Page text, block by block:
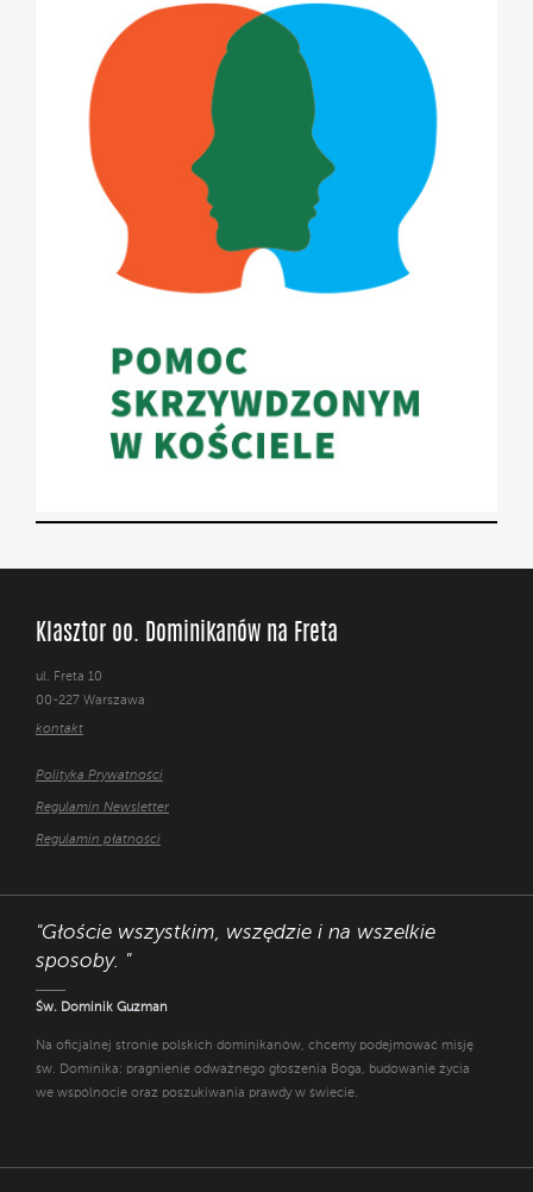
Klasztor oo. Dominikanów na Freta
ul. Freta 10
00-227 Warszawa
kontakt
Polityka Prywatności
Regulamin Newsletter
Regulamin płatności
"Głoście wszystkim, wszędzie i na wszelkie
sposoby. "
Św. Dominik Guzman
Na oficjalnej stronie polskich dominikanów, chcemy podejmować misję
św. Dominika: pragnienie odważnego głoszenia Boga, budowanie życia
we wspólnocie oraz poszukiwania prawdy w świecie.